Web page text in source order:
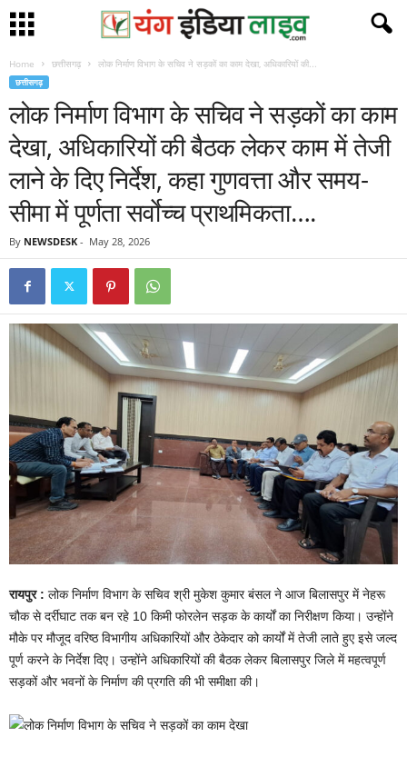
Home छत्तीसगढ़ लोक निर्माण विभाग के सचिव ने सड़कों का काम देखा, अधिकारियों की...
छत्तीसगढ़
लोक निर्माण विभाग के सचिव ने सड़कों का काम
देखा, अधिकारियों की बैठक लेकर काम में तेजी
लाने के दिए निर्देश, कहा गुणवत्ता और समय-
सीमा में पूर्णता सर्वाेच्च प्राथमिकता….
By NEWSDESK - May 28, 2026
रायपुर : लोक निर्माण विभाग के सचिव श्री मुकेश कुमार बंसल ने आज बिलासपुर में नेहरू
चौक से दर्रीघाट तक बन रहे 10 किमी फोरलेन सड़क के कार्यों का निरीक्षण किया। उन्होंने
मौके पर मौजूद वरिष्ठ विभागीय अधिकारियों और ठेकेदार को कार्यों में तेजी लाते हुए इसे जल्द
पूर्ण करने के निर्देश दिए। उन्होंने अधिकारियों की बैठक लेकर बिलासपुर जिले में महत्वपूर्ण
सड़कों और भवनों के निर्माण की प्रगति की भी समीक्षा की।